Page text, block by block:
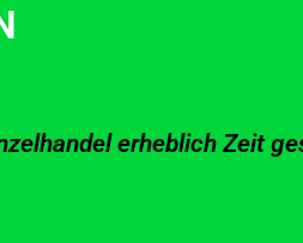
erheblich Zeit